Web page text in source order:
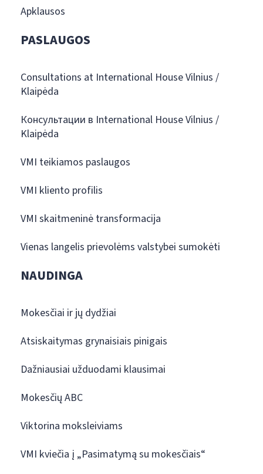
Apklausos
PASLAUGOS
Consultations at International House Vilnius /
Klaipėda
Консультации в International House Vilnius /
Klaipėda
VMI teikiamos paslaugos
VMI kliento profilis
VMI skaitmeninė transformacija
Vienas langelis prievolėms valstybei sumokėti
NAUDINGA
Mokesčiai ir jų dydžiai
Atsiskaitymas grynaisiais pinigais
Dažniausiai užduodami klausimai
Mokesčių ABC
Viktorina moksleiviams
VMI kviečia į „Pasimatymą su mokesčiais“